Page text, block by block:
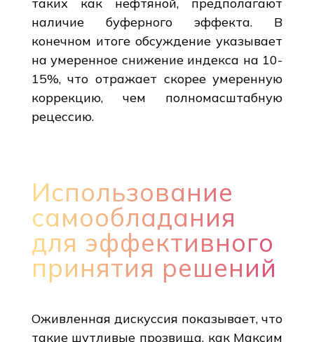
наличие буферного эффекта. В
конечном итоге обсуждение указывает
на умеренное снижение индекса на 10-
15%, что отражает скорее умеренную
коррекцию, чем полномасштабную
рецессию.
Использование
самообладания
для эффективного
принятия решений
Оживленная дискуссия показывает, что
такие шутливые прозвища, как Максим